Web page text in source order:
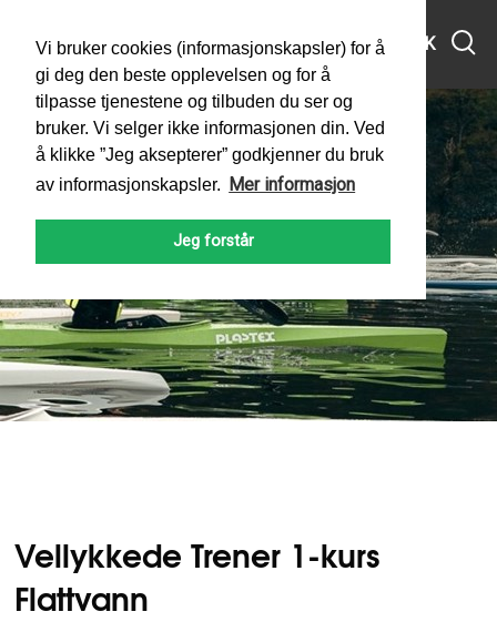
Vi bruker cookies (informasjonskapsler) for å
gi deg den beste opplevelsen og for å
tilpasse tjenestene og tilbuden du ser og
bruker. Vi selger ikke informasjonen din. Ved
å klikke ”Jeg aksepterer” godkjenner du bruk
av informasjonskapsler.
Mer informasjon
Jeg forstår
MENY SØK
Vellykkede Trener 1-kurs
Flattvann